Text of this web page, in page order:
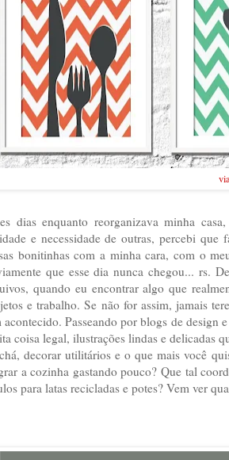
dias enquanto reorganizava minha
e necessidade de outras, percebi que
bonitinhas com a minha cara, com o
que esse dia nunca chegou... rs.
quando eu encontrar algo que
e trabalho. Se não for assim, jamais
acontecido. Passeando por blogs de design
coisa legal, ilustrações lindas e delicadas
decorar utilitários e o que mais você
a cozinha gastando pouco? Que tal
para latas recicladas e potes? Vem ver